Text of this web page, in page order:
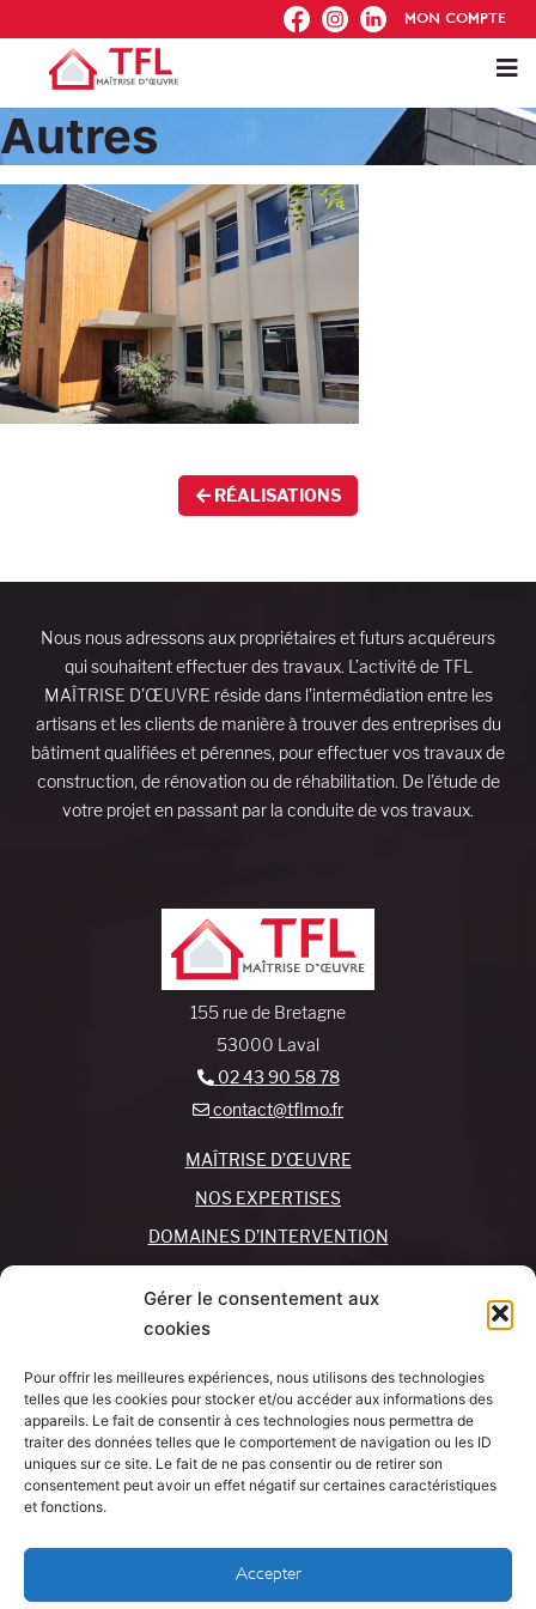
Gérer le consentement aux
cookies
Pour offrir les meilleures expériences, nous utilisons des technologies
telles que les cookies pour stocker et/ou accéder aux informations des
appareils. Le fait de consentir à ces technologies nous permettra de
traiter des données telles que le comportement de navigation ou les ID
uniques sur ce site. Le fait de ne pas consentir ou de retirer son
consentement peut avoir un effet négatif sur certaines caractéristiques
et fonctions.
Accepter
FB IG IN MON COMPTE
Autres
RÉALISATIONS
Nous nous adressons aux propriétaires et futurs acquéreurs
qui souhaitent effectuer des travaux. L’activité de TFL
MAÎTRISE D’ŒUVRE réside dans l’intermédiation entre les
artisans et les clients de manière à trouver des entreprises du
bâtiment qualifiées et pérennes, pour effectuer vos travaux de
construction, de rénovation ou de réhabilitation. De l’étude de
votre projet en passant par la conduite de vos travaux.
155 rue de Bretagne
53000 Laval
02 43 90 58 78
contact@tflmo.fr
MAÎTRISE D’ŒUVRE
NOS EXPERTISES
DOMAINES D’INTERVENTION
REJOIGNEZ-NOUS !
MON COMPTE
SUIVEZ-NOUS !
Mentions légales
Politique de cookies
J’AI UN
PROJET